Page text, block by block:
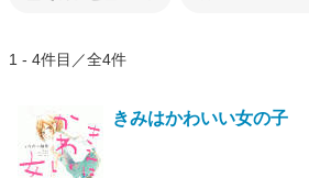
1 - 4件目／全4件
きみはかわいい女の子